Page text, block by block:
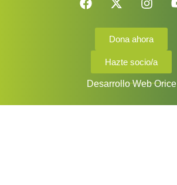
Dona ahora
Hazte socio/a
Desarrollo Web Orice